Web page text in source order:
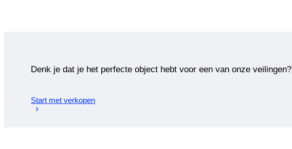
Denk je dat je het perfecte object hebt voor een van onze veilingen?
Start met verkopen